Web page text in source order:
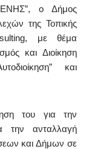
ο Δήμος
της Τοπικής
με θέμα
και Διοίκηση
και
του για την
την ανταλλαγή
και Δήμων σε